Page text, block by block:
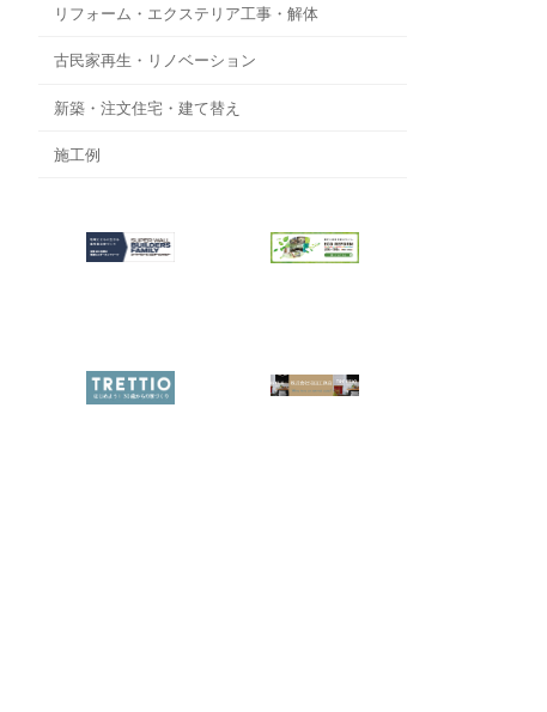
リフォーム・エクステリア工事・解体
古民家再生・リノベーション
新築・注文住宅・建て替え
施工例